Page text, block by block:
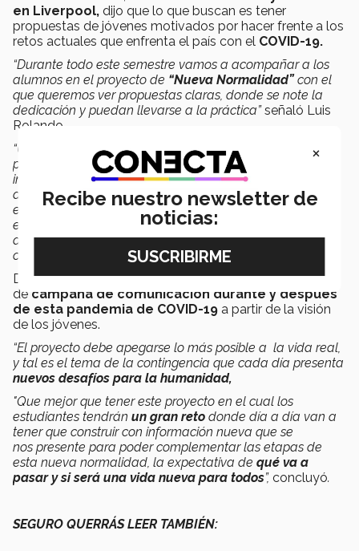
en Liverpool, dijo que lo que buscan es tener
propuestas de jóvenes motivados por hacer frente a los
retos actuales que enfrenta el país con el COVID-19.
“Durante todo este semestre vamos a acompañar a los
alumnos en el proyecto de “Nueva Normalidad”con el
que queremos ver propuestas claras, donde se note la
dedicación y puedan llevarse a la práctica”señaló Luis
Rolando.
“Uno de los
objetivos principales al conocer sus
propuestas sobre el tema será, analizar esas ideas
innovadoras, ya que los jóvenes tienen un chip diferente
al nuestro y podrán aportar a la estrategia temas que en
el día a día del trabajo dejas de visualizar y que mejor
entendiendo las necesidades a partir de una perspectiva
actual como jóvenes consumidores y su perspectiva del
cómo están viviendo esta pandemia”, compartió.
Dicho reto consiste en generar una propuesta
de campaña de comunicación durante y después
de esta pandemia de COVID-19 a partir de la visión
de los jóvenes.
“El proyecto debe apegarse lo más posible a la vida real,
y tal es el tema de la contingencia que cada día presenta
nuevos desafíos para la humanidad,
"Que mejor que tener este proyecto en el cual los
estudiantes tendrán un gran reto donde día a día van a
tener que construir con información nueva que se
nos presente para poder complementar las etapas de
esta nueva normalidad, la expectativa de qué va a
pasar y si será una vida nueva para todos”, concluyó.
SEGURO QUERRÁS LEER TAMBIÉN:
×
Recibe nuestro newsletter de
noticias: